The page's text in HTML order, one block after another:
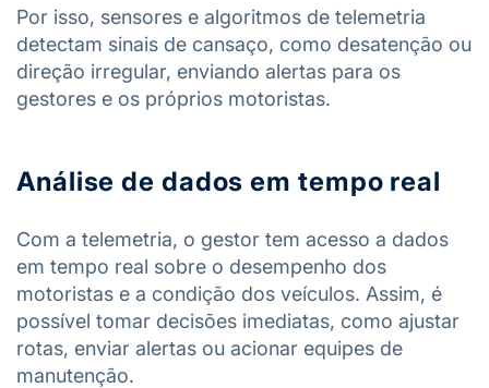
Por isso, sensores e algoritmos de telemetria
detectam sinais de cansaço, como desatenção ou
direção irregular, enviando alertas para os
gestores e os próprios motoristas.
Análise de dados em tempo real
Com a telemetria, o gestor tem acesso a dados
em tempo real sobre o desempenho dos
motoristas e a condição dos veículos. Assim, é
possível tomar decisões imediatas, como ajustar
rotas, enviar alertas ou acionar equipes de
manutenção.